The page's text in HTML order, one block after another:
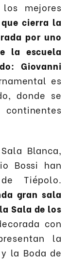
mejores
cierra la
por uno
la escuela
Giovanni
es
donde se
Blanca,
Bossi han
Tiépolo.
gran sala
Sala de los
con
la
la Boda de